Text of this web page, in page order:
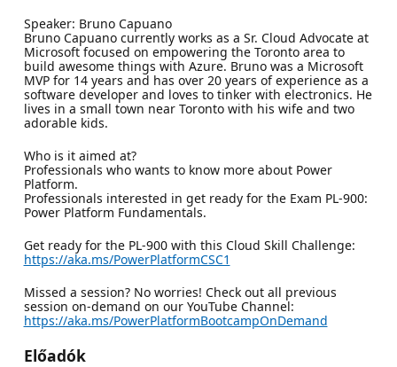
Speaker: Bruno Capuano
Bruno Capuano currently works as a Sr. Cloud Advocate at
Microsoft focused on empowering the Toronto area to
build awesome things with Azure. Bruno was a Microsoft
MVP for 14 years and has over 20 years of experience as a
software developer and loves to tinker with electronics. He
lives in a small town near Toronto with his wife and two
adorable kids.
Who is it aimed at?
Professionals who wants to know more about Power
Platform.
Professionals interested in get ready for the Exam PL-900:
Power Platform Fundamentals.
Get ready for the PL-900 with this Cloud Skill Challenge:
https://aka.ms/PowerPlatformCSC1
Missed a session? No worries! Check out all previous
session on-demand on our YouTube Channel:
https://aka.ms/PowerPlatformBootcampOnDemand
Előadók